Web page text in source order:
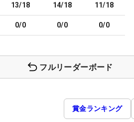
13/18 14/18 11/18
0/0 0/0 0/0
フルリーダーボード
賞金ランキング